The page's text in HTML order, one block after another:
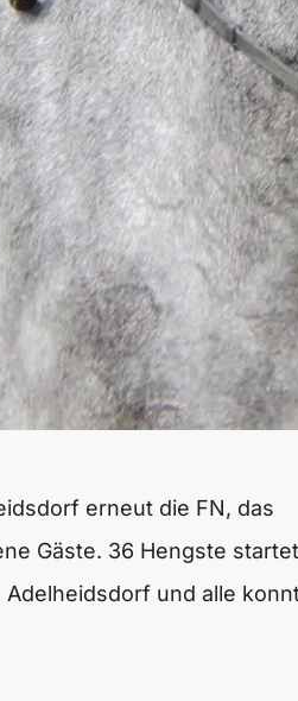
erneut die FN, das
Gäste. 36 Hengste
und alle